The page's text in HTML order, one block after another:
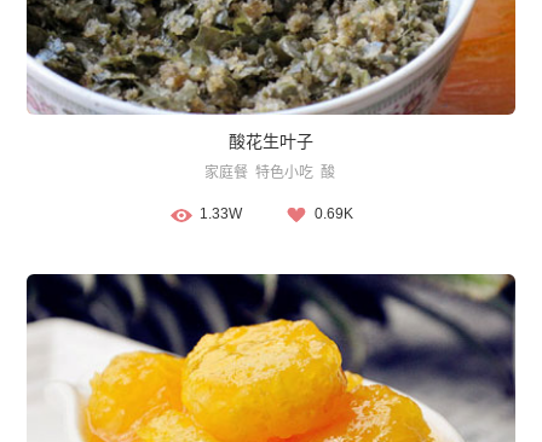
酸花生叶子
家庭餐 特色小吃 酸
1.33W 0.69K